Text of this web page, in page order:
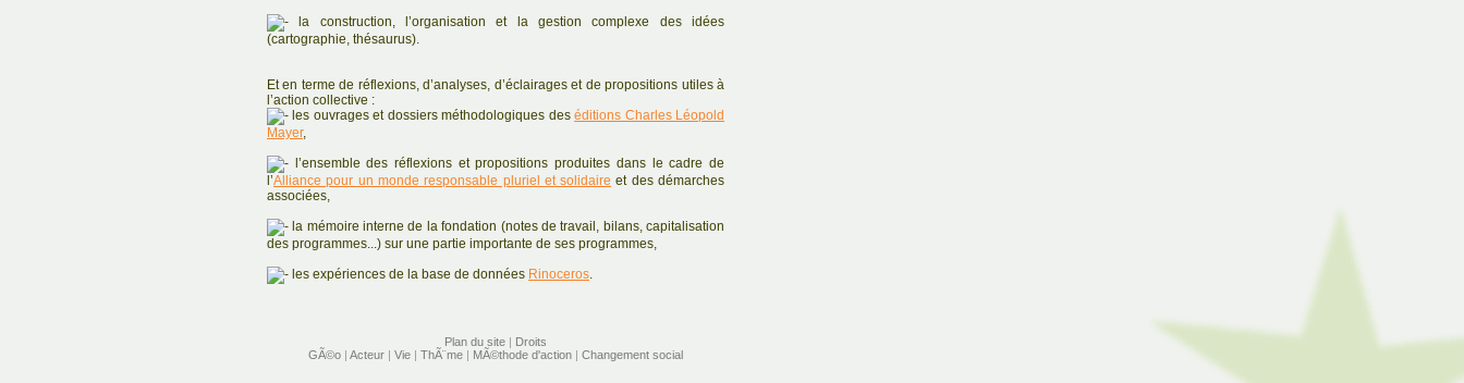
la construction, l’organisation et la gestion complexe des idées
(cartographie, thésaurus).
Et en terme de réflexions, d’analyses, d’éclairages et de propositions utiles à
l’action collective :
les ouvrages et dossiers méthodologiques deséditions Charles Léopold
Mayer,
l’ensemble des réflexions et propositions produites dans le cadre de
l’Alliance pour un monde responsable pluriel et solidaire et des démarches
associées,
la mémoire interne de la fondation (notes de travail, bilans, capitalisation
des programmes...) sur une partie importante de ses programmes,
les expériences de la base de données Rinoceros.
Plan du site | Droits
GÃ©o | Acteur | Vie | ThÃ¨me | MÃ©thode d'action | Changement social